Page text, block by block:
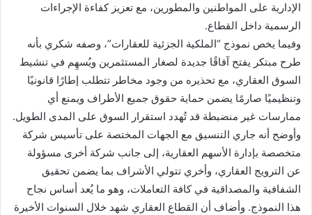
الإدارية على المواطنين والمطورين، مع تعزيز كفاءة الإجراءات
الرسمية داخل القطاع.
وفيما يخص نموذج “الملكية الجزئية للعقارات”، وصفه شكري بأنه
طرح مبتكر يفتح آفاقًا جديدة لصغار المستثمرين ويُسهِم في تنشيط
السوق العقاري، مع تحذيره من وجود مخاطر تتطلب إطارًا قانونيًا
وتنظيميًا صارمًا يضمن حماية حقوق جميع الأطراف ويمنع أي
ممارسات غير منضبطة قد تُهدد استقرار السوق على المدى الطويل.
وأوضح أنه جاري التنسيق مع الجهات المختصة على تأسيس شركة
متخصصة بإدارة الأسهم العقارية، إلى جانب شركة أخرى مسؤولة
عن الترويج العقاري، وأخري تتولي الأشراف بما يضمن تحقيق
الشفافية والمصداقية في كافة التعاملات، وهو ما يُعد أساس نجاح
هذا النموذج. وأضاف أن القطاع العقاري شهد خلال السنوات الأخيرة